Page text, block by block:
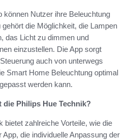
können Nutzer ihre Beleuchtung
die Möglichkeit, die Lampen
das Licht zu dimmen und
einzustellen. Die App sorgt
auch von unterwegs
Smart Home Beleuchtung optimal
werden kann.
die Philips Hue Technik?
bietet zahlreiche Vorteile, wie die
die individuelle Anpassung der